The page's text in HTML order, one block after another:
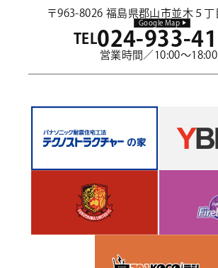
〒963-8026 福島県郡山市並木５
Google Map
TEL024-933-
営業時間／10:00～18:00